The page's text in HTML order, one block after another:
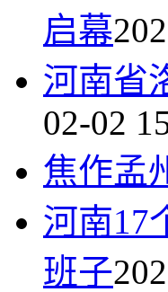
启幕
河南省
02-02
焦作孟
河南17
班子